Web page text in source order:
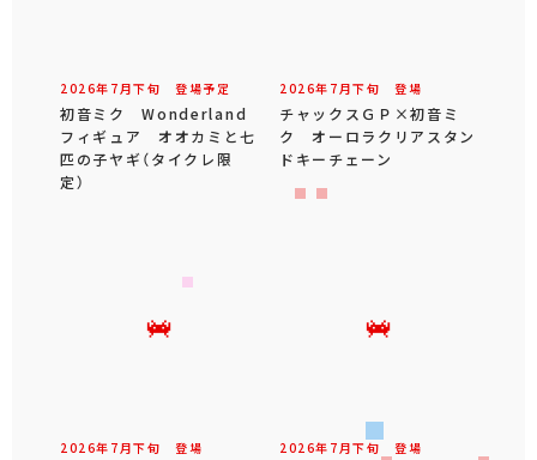
2026年 7 月下旬 登場予定
初音ミク Wonderland
フィギュア オオカミと七
匹の子ヤギ（タイクレ限
定）
2026年 7 月下旬 登場
チャックスＧＰ×初音ミ
ク オーロラクリアスタン
ドキーチェーン
2026年 7 月下旬 登場 2026年 7 月下旬 登場